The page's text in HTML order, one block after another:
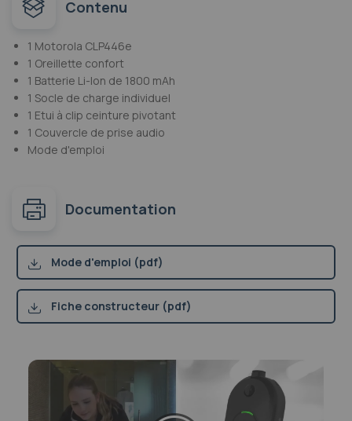
Contenu
1 Motorola CLP446e
1 Oreillette confort
1 Batterie Li-Ion de 1800 mAh
1 Socle de charge individuel
1 Etui à clip ceinture pivotant
1 Couvercle de prise audio
Mode d'emploi
Documentation
Mode d'emploi (pdf)
Fiche constructeur (pdf)